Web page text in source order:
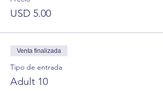
USD 5.00
Venta finalizada
Tipo de entrada
Adult 10